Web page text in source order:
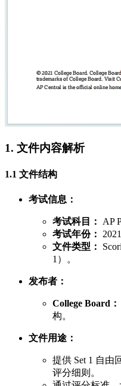
1. 文件内容解析
1.1 文件结构
考试信息：
考试科目：
AP
考试年份：
文件类型：
1）。
发布者：
College Board：
构。
文件用途：
提供 Set 1 自由
评分细则。